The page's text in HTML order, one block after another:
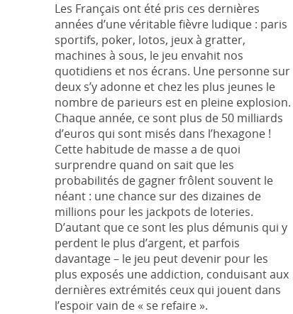
Les Français ont été pris ces dernières
années d’une véritable fièvre ludique : paris
sportifs, poker, lotos, jeux à gratter,
machines à sous, le jeu envahit nos
quotidiens et nos écrans. Une personne sur
deux s’y adonne et chez les plus jeunes le
nombre de parieurs est en pleine explosion.
Chaque année, ce sont plus de 50 milliards
d’euros qui sont misés dans l’hexagone !
Cette habitude de masse a de quoi
surprendre quand on sait que les
probabilités de gagner frôlent souvent le
néant : une chance sur des dizaines de
millions pour les jackpots de loteries.
D’autant que ce sont les plus démunis qui y
perdent le plus d’argent, et parfois
davantage – le jeu peut devenir pour les
plus exposés une addiction, conduisant aux
dernières extrémités ceux qui jouent dans
l’espoir vain de « se refaire ».